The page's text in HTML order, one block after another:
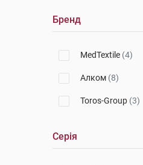
Бренд
MedTextile (4)
Алком (8)
Toros-Group (3)
Серія